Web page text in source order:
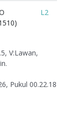
L2
V:Lawan,
Pukul 00.22.18